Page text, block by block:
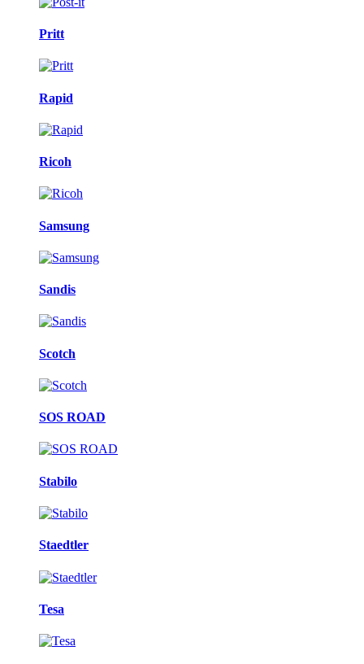
Pritt
Rapid
Ricoh
Samsung
Sandis
Scotch
SOS ROAD
Stabilo
Staedtler
Tesa